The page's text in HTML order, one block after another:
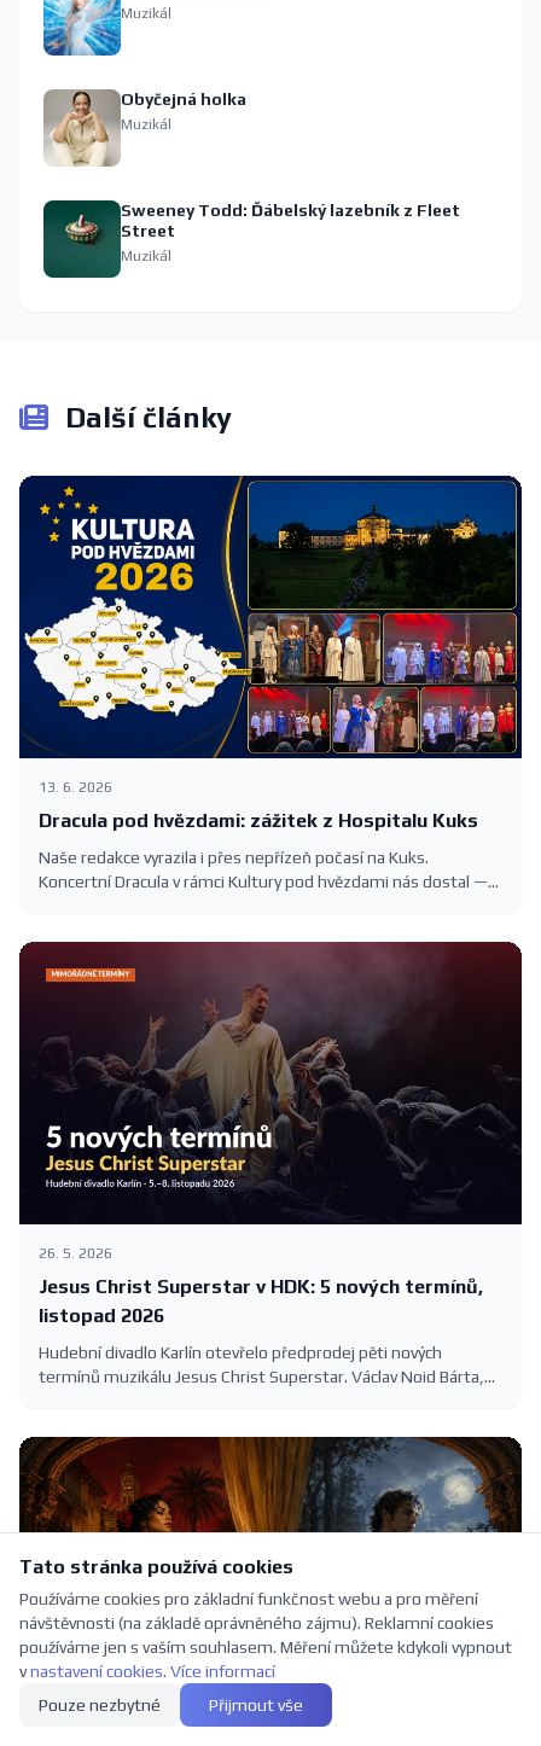
Muzikál
Obyčejná holka
Muzikál
Sweeney Todd: Ďábelský lazebník z Fleet
Street
Muzikál
Další články
13. 6. 2026
Dracula pod hvězdami: zážitek z Hospitalu Kuks
Naše redakce vyrazila i přes nepřízeň počasí na Kuks.
Koncertní Dracula v rámci Kultury pod hvězdami nás dostal —
26. 5. 2026
Jesus Christ Superstar v HDK: 5 nových termínů,
listopad 2026
Hudební divadlo Karlín otevřelo předprodej pěti nových
termínů muzikálu Jesus Christ Superstar. Václav Noid Bárta,
Tato stránka používá cookies
Používáme cookies pro základní funkčnost webu a pro měření
návštěvnosti (na základě oprávněného zájmu). Reklamní cookies
používáme jen s vaším souhlasem. Měření můžete kdykoli vypnout
vnastavení cookies. Více informací
Pouze nezbytné
Přijmout vše